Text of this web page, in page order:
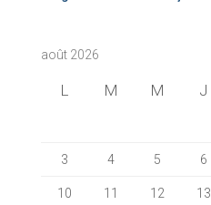
août 2026
L M M J
3 4 5 6
10 11 12 13